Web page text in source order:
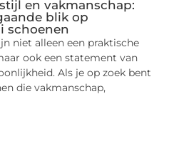
en vakmanschap:
blik op
schoenen
niet alleen een praktische
ook een statement van
Als je op zoek bent
die vakmanschap,